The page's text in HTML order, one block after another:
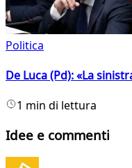
Politica
De Luca (Pd): «La
1 min di lettura
Idee e commenti